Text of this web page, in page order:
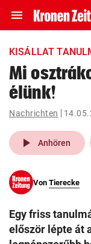
menu Navigation
ein-/
account_circle Anmelden
pin_drop
Wien
search
eingeben
KISÁLLAT
Mi
élünk!
Nachrichten
play_arrow Anhören
Von Tierecke
Egy friss
először lépte át